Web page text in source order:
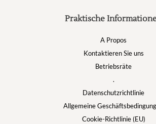
Praktische
A Propos
Kontaktieren Sie uns
Betriebsräte
.
Datenschutzrichtlinie
Allgemeine
Cookie-Richtlinie (EU)